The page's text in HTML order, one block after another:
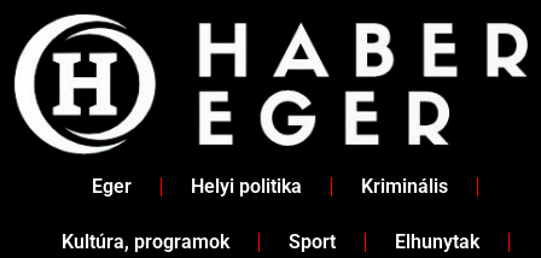
content
Eger Helyi politika Kriminális
Kultúra, programok Sport Elhunytak